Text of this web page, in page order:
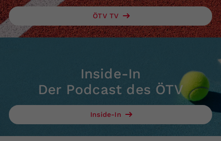
ÖTV TV
Inside-In
Der Podcast des ÖTV
Inside-In